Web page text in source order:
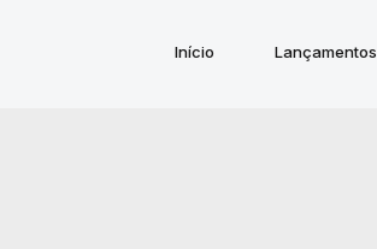
Lançamentos
Início